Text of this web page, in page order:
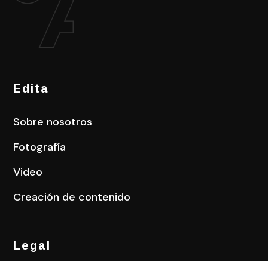
Edita
Sobre nosotros
Fotografía
Video
Creación de contenido
Legal